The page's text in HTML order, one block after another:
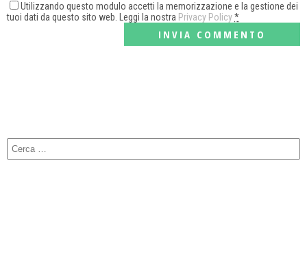
Utilizzando questo modulo accetti la memorizzazione e la gestione dei
tuoi dati da questo sito web. Leggi la nostra Privacy Policy*